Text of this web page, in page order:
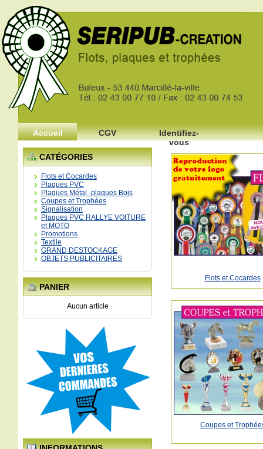
Accueil CGV
Identifiez-
vous
CATÉGORIES
Flots et Cocardes
Plaques PVC
Plaques Métal -plaques Bois
Coupes et Trophées
Signalisation
Plaques PVC RALLYE VOITURE
et MOTO
Promotions
Textile
GRAND DESTOCKAGE
OBJETS PUBLICITAIRES
PANIER
Aucun article
Flots et Cocardes
Coupes et